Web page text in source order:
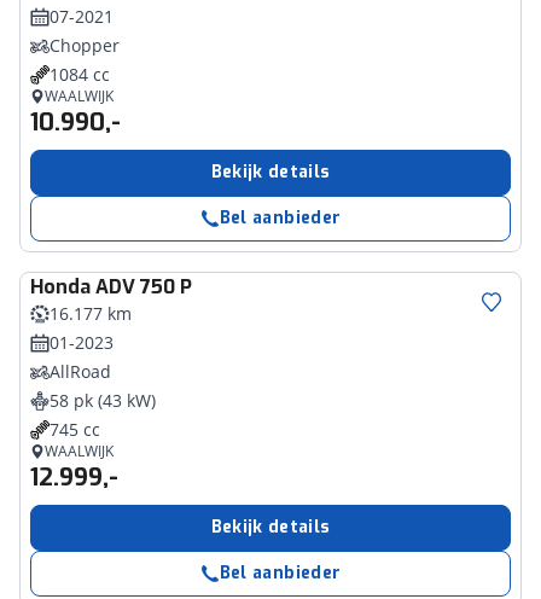
07-2021
Chopper
1084 cc
WAALWIJK
10.990,-
Bekijk details
Bel aanbieder
HondaADV 750 P
16.177 km
01-2023
AllRoad
58 pk (43 kW)
745 cc
WAALWIJK
12.999,-
Bekijk details
Bel aanbieder